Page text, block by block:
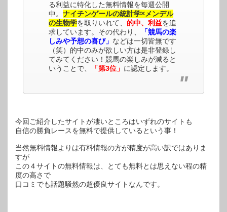
る利益に特化した無料情報を毎週公開
中。 ナイチンゲールの統計学×メンデル
の生物学を取りいれて、 的中、利益を追
求しています。その代わり、
「競馬の楽
しみや予想の喜び」 などは一切皆無です
（笑）的中のみが欲しい方は是非登録し
てみてください！競馬の楽しみが減ると
いうことで、
「第3位」 に認定します。
今回ご紹介したサイトが凄いところはいずれのサイトも
自信の勝負レースを無料で提供しているという事！
当然無料情報よりは有料情報の方が精度が高い訳ではありま
すが
この４サイトの無料情報は、とても無料とは思えない程の精
度の高さで
口コミでも話題騒然の超優良サイトなんです。